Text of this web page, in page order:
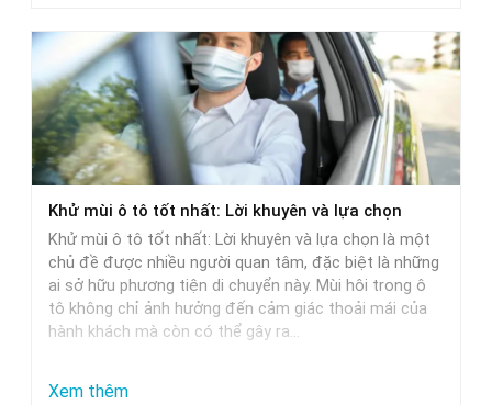
bám
nước
trên
kính
xe
ô
tô:
Giải
pháp
tối
ưu
Khử mùi ô tô tốt nhất: Lời khuyên và lựa chọn
Khử mùi ô tô tốt nhất: Lời khuyên và lựa chọn là một
chủ đề được nhiều người quan tâm, đặc biệt là những
ai sở hữu phương tiện di chuyển này. Mùi hôi trong ô
tô không chỉ ảnh hưởng đến cảm giác thoải mái của
hành khách mà còn có thể gây ra…
Xem thêm: